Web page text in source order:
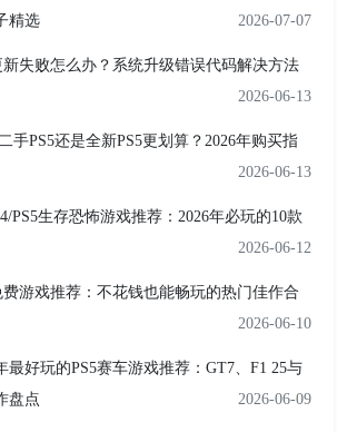
精选
2026-07-07
新失败怎么办？系统升级错误代码解决方法
2026-06-13
手PS5还是全新PS5更划算？2026年购买指
2026-06-13
PS5生存恐怖游戏推荐：2026年必玩的10款
2026-06-12
费游戏推荐：不花钱也能畅玩的热门佳作合
2026-06-10
最好玩的PS5赛车游戏推荐：GT7、F1 25与
盘点
2026-06-09